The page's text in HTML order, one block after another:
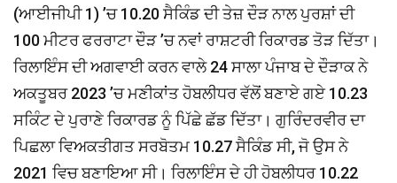
(ਆਈਜੀਪੀ 1) ’ਚ 10.20 ਸੈਕਿੰਡ ਦੀ ਤੇਜ਼ ਦੌੜ ਨਾਲ ਪੁਰਸ਼ਾਂ ਦੀ
100 ਮੀਟਰ ਫਰਰਾਟਾ ਦੌੜ ’ਚ ਨਵਾਂ ਰਾਸ਼ਟਰੀ ਰਿਕਾਰਡ ਤੋੜ ਦਿੱਤਾ।
ਰਿਲਾਇੰਸ ਦੀ ਅਗਵਾਈ ਕਰਨ ਵਾਲੇ 24 ਸਾਲਾ ਪੰਜਾਬ ਦੇ ਦੌੜਾਕ ਨੇ
ਅਕਤੂਬਰ 2023 ’ਚ ਮਣੀਕਾਂਤ ਹੋਬਲੀਧਰ ਵੱਲੋਂ ਬਣਾਏ ਗਏ 10.23
ਸਕਿੰਟ ਦੇ ਪੁਰਾਣੇ ਰਿਕਾਰਡ ਨੂੰ ਪਿੱਛੇ ਛੱਡ ਦਿੱਤਾ। ਗੁਰਿੰਦਰਵੀਰ ਦਾ
ਪਿਛਲਾ ਵਿਅਕਤੀਗਤ ਸਰਬੋਤਮ 10.27 ਸੈਕਿੰਡ ਸੀ, ਜੋ ਉਸ ਨੇ
2021 ਵਿਚ ਬਣਾਇਆ ਸੀ। ਰਿਲਾਇੰਸ ਦੇ ਹੀ ਹੋਬਲੀਧਰ 10.22